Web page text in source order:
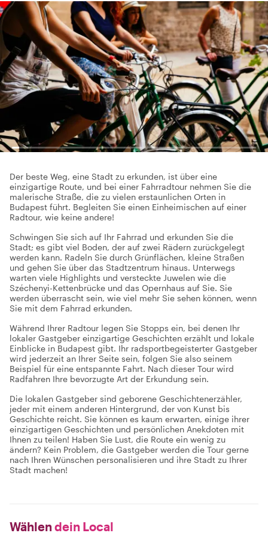
Der beste Weg, eine Stadt zu erkunden, ist über eine
einzigartige Route, und bei einer Fahrradtour nehmen Sie die
malerische Straße, die zu vielen erstaunlichen Orten in
Budapest führt. Begleiten Sie einen Einheimischen auf einer
Radtour, wie keine andere!
Schwingen Sie sich auf Ihr Fahrrad und erkunden Sie die
Stadt; es gibt viel Boden, der auf zwei Rädern zurückgelegt
werden kann. Radeln Sie durch Grünflächen, kleine Straßen
und gehen Sie über das Stadtzentrum hinaus. Unterwegs
warten viele Highlights und versteckte Juwelen wie die
Széchenyi-Kettenbrücke und das Opernhaus auf Sie. Sie
werden überrascht sein, wie viel mehr Sie sehen können, wenn
Sie mit dem Fahrrad erkunden.
Während Ihrer Radtour legen Sie Stopps ein, bei denen Ihr
lokaler Gastgeber einzigartige Geschichten erzählt und lokale
Einblicke in Budapest gibt. Ihr radsportbegeisterter Gastgeber
wird jederzeit an Ihrer Seite sein, folgen Sie also seinem
Beispiel für eine entspannte Fahrt. Nach dieser Tour wird
Radfahren Ihre bevorzugte Art der Erkundung sein.
Die lokalen Gastgeber sind geborene Geschichtenerzähler,
jeder mit einem anderen Hintergrund, der von Kunst bis
Geschichte reicht. Sie können es kaum erwarten, einige ihrer
einzigartigen Geschichten und persönlichen Anekdoten mit
Ihnen zu teilen! Haben Sie Lust, die Route ein wenig zu
ändern? Kein Problem, die Gastgeber werden die Tour gerne
nach Ihren Wünschen personalisieren und ihre Stadt zu Ihrer
Stadt machen!
Wählen dein Local